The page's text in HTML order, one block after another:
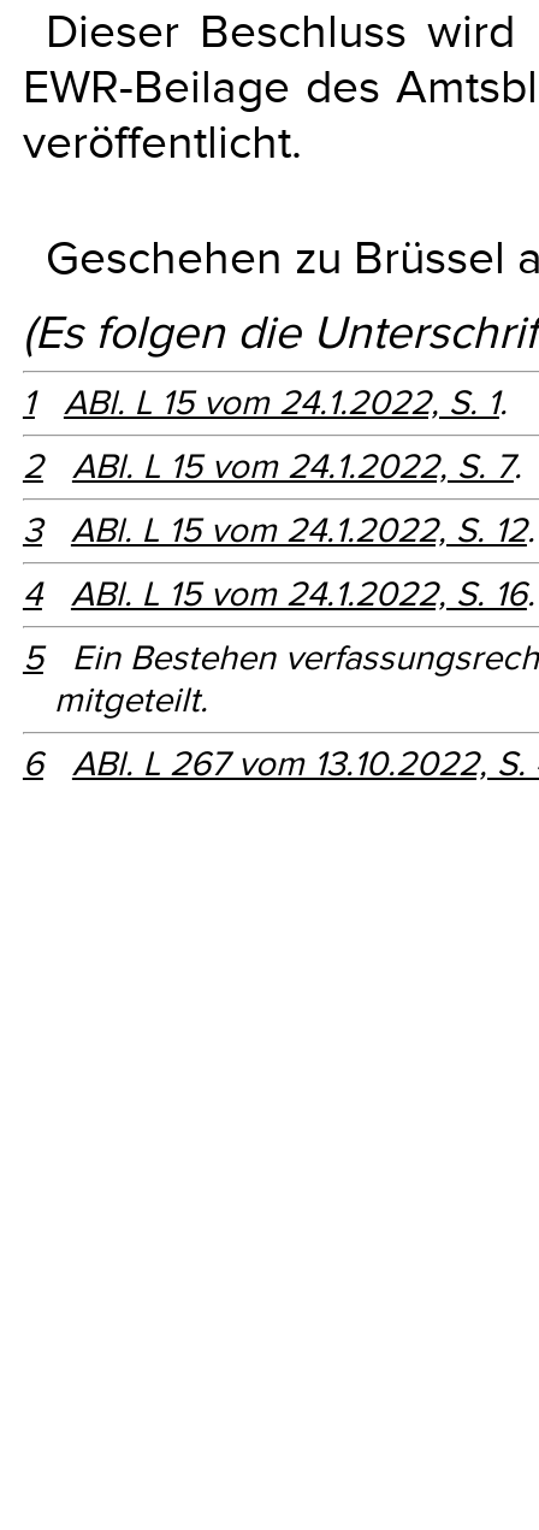
Dieser Beschluss
EWR-Beilage des
veröffentlicht.
Geschehen zu Brüssel
(Es folgen die
1 ABl. L 15 vom 24.1.2022, S. 1.
2
ABl. L 15 vom 24.1.2022, S. 7.
3
ABl. L 15 vom 24.1.2022, S. 12.
4
ABl. L 15 vom 24.1.2022, S. 16.
5Ein Bestehen
mitgeteilt.
6
ABl. L 267 vom 13.10.2022, S.